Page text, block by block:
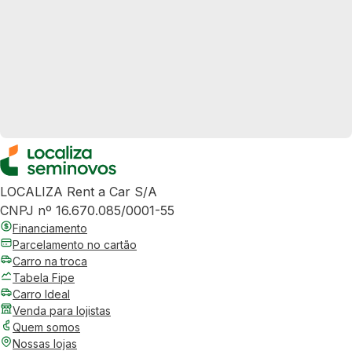
LOCALIZA Rent a Car S/A
CNPJ nº 16.670.085/0001-55
Financiamento
Parcelamento no cartão
Carro na troca
Tabela Fipe
Carro Ideal
Venda para lojistas
Quem somos
Nossas lojas